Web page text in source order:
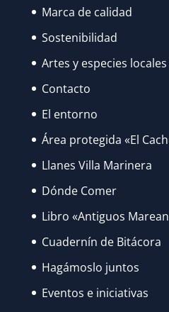
Marca de calidad
Sostenibilidad
Artes y especies locales
Contacto
El entorno
Área protegida «El
Llanes Villa Marinera
Dónde Comer
Libro «Antiguos
Cuadernín de Bitácora
Hagámoslo juntos
Eventos e iniciativas